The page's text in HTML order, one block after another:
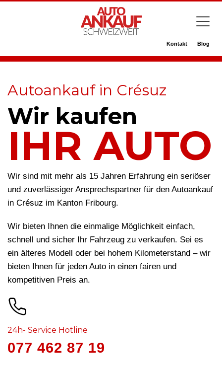
Kontakt Blog
Autoankauf in Crésuz
Wir kaufen
IHR AUTO
Wir sind mit mehr als 15 Jahren Erfahrung ein seriöser
und zuverlässiger Ansprechspartner für den Autoankauf
in Crésuz im Kanton Fribourg.
Wir bieten Ihnen die einmalige Möglichkeit einfach,
schnell und sicher Ihr Fahrzeug zu verkaufen. Sei es
ein älteres Modell oder bei hohem Kilometerstand – wir
bieten Ihnen für jeden Auto in einen fairen und
kompetitiven Preis an.
24h- Service Hotline
077 462 87 19